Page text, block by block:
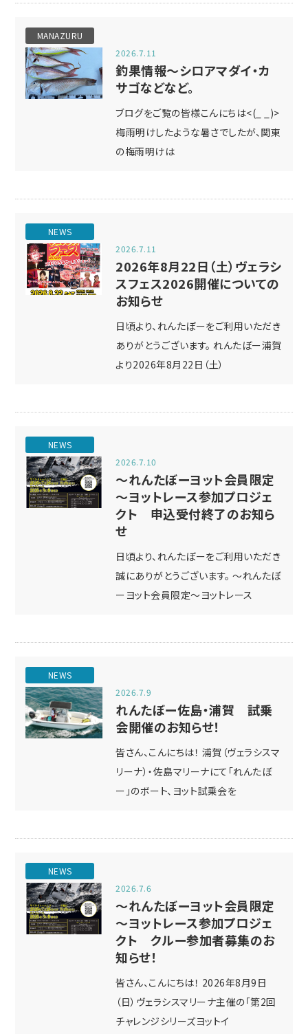
MANAZURU
2026.7.11
釣果情報～シロアマダイ・カ
サゴなどなど。
ブログをご覧の皆様こんにちは<(_ _)>
梅雨明けしたような暑さでしたが、関東
の梅雨明けは
NEWS
2026.7.11
2026年8月22日（土）ヴェラシ
スフェス2026開催についての
お知らせ
日頃より、れんたぼーをご利用いただき
ありがとうございます。 れんたぼー浦賀
より2026年8月22日（土）
NEWS
2026.7.10
～れんたぼーヨット会員限定
～ヨットレース参加プロジェ
クト 申込受付終了のお知ら
せ
日頃より、れんたぼーをご利用いただき
誠にありがとうございます。 ～れんたぼ
ーヨット会員限定～ヨットレース
NEWS
2026.7.9
れんたぼー佐島・浦賀 試乗
会開催のお知らせ！
皆さん、こんにちは！ 浦賀（ヴェラシスマ
リーナ）・佐島マリーナにて「れんたぼ
ー」のボート、ヨット試乗会を
NEWS
2026.7.6
～れんたぼーヨット会員限定
～ヨットレース参加プロジェ
クト クルー参加者募集のお
知らせ！
皆さん、こんにちは！ 2026年8月9日
（日）ヴェラシスマリーナ主催の「第2回
チャレンジシリーズヨットイ